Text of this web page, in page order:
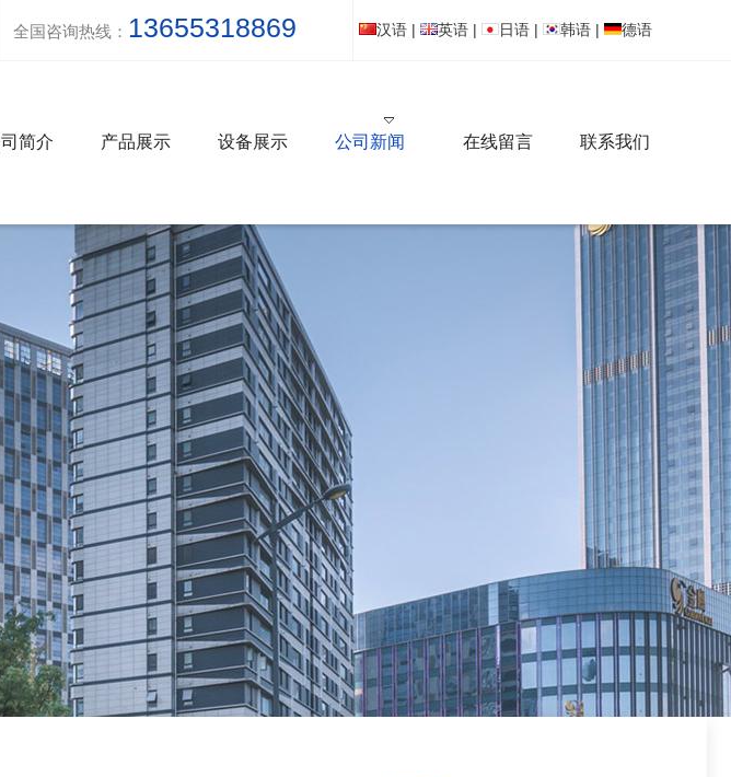
全国咨询热线： 13655318869 汉语 | 英语 | 日语 | 韩语 | 德语
简介 产品展示 设备展示 公司新闻 在线留言 联系我们